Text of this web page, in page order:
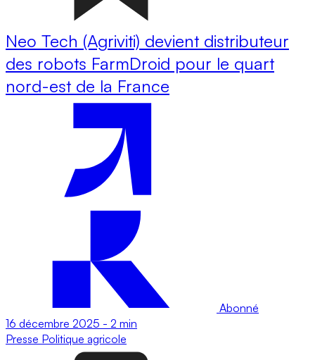
Neo Tech (Agriviti) devient distributeur
des robots FarmDroid pour le quart
nord-est de la France
Abonné
16 décembre 2025 - 2 min
Presse Politique agricole